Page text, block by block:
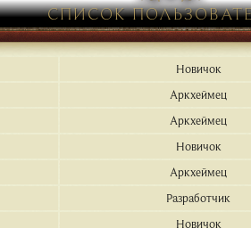
СПИСОК
Новичок
Аркхеймец
Аркхеймец
Новичок
Аркхеймец
Разработчик
Новичок